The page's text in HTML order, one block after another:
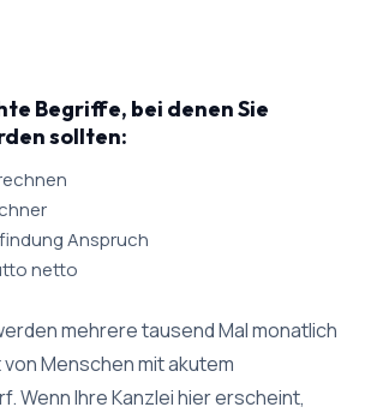
Begriffe, bei denen Sie
sollten:
Anspruch
netto
mehrere tausend Mal monatlich
Menschen mit akutem
Wenn Ihre Kanzlei hier erscheint,